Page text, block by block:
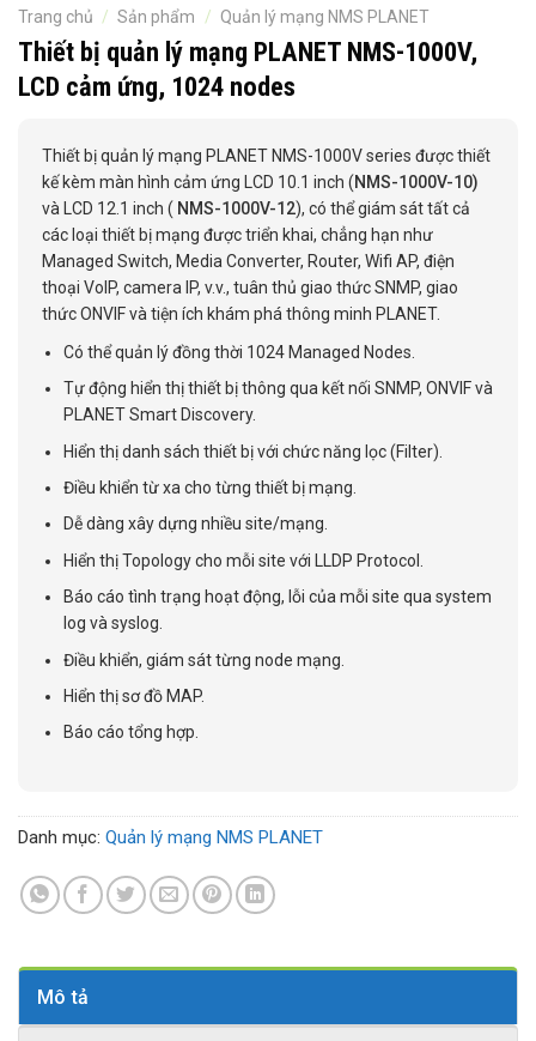
Trang chủ / Sản phẩm / Quản lý mạng NMS PLANET
Thiết bị quản lý mạng PLANET NMS-1000V,
LCD cảm ứng, 1024 nodes
Thiết bị quản lý mạng PLANET NMS-1000V series được thiết
kế kèm màn hình cảm ứng LCD 10.1 inch (NMS-1000V-10)
và LCD 12.1 inch ( NMS-1000V-12), có thể giám sát tất cả
các loại thiết bị mạng được triển khai, chẳng hạn như
Managed Switch, Media Converter, Router, Wifi AP, điện
thoại VoIP, camera IP, v.v., tuân thủ giao thức SNMP, giao
thức ONVIF và tiện ích khám phá thông minh PLANET.
Có thể quản lý đồng thời 1024 Managed Nodes.
Tự động hiển thị thiết bị thông qua kết nối SNMP, ONVIF và
PLANET Smart Discovery.
Hiển thị danh sách thiết bị với chức năng lọc (Filter).
Điều khiển từ xa cho từng thiết bị mạng.
Dễ dàng xây dựng nhiều site/mạng.
Hiển thị Topology cho mỗi site với LLDP Protocol.
Báo cáo tình trạng hoạt động, lỗi của mỗi site qua system
log và syslog.
Điều khiển, giám sát từng node mạng.
Hiển thị sơ đồ MAP.
Báo cáo tổng hợp.
Danh mục: Quản lý mạng NMS PLANET
Mô tả